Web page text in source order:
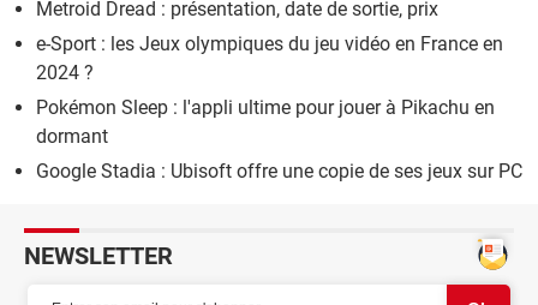
Metroid Dread : présentation, date de sortie, prix
e-Sport : les Jeux olympiques du jeu vidéo en France en
2024 ?
Pokémon Sleep : l'appli ultime pour jouer à Pikachu en
dormant
Google Stadia : Ubisoft offre une copie de ses jeux sur PC
NEWSLETTER